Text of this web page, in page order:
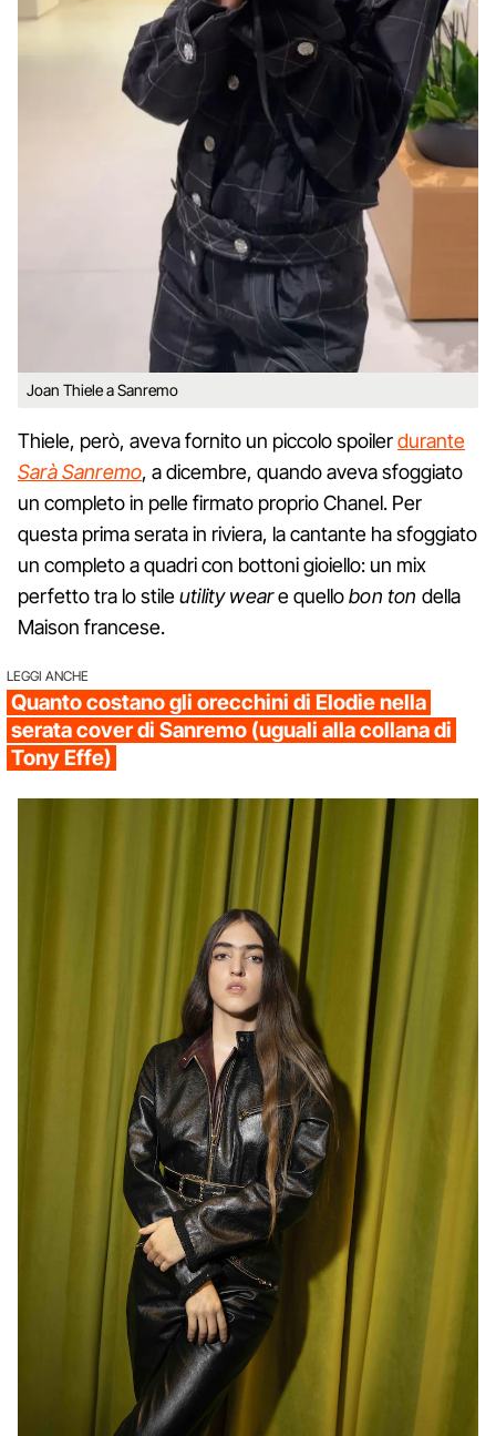
Joan Thiele a Sanremo
Thiele, però, aveva fornito un piccolo spoilerdurante
Sarà Sanremo, a dicembre, quando aveva sfoggiato
un completo in pelle firmato proprio Chanel. Per
questa prima serata in riviera, la cantante ha sfoggiato
un completo a quadri con bottoni gioiello: un mix
perfetto tra lo stileutility weare quellobon ton della
Maison francese.
LEGGI ANCHE
Quanto costano gli orecchini di Elodie nella
serata cover di Sanremo (uguali alla collana di
Tony Effe)